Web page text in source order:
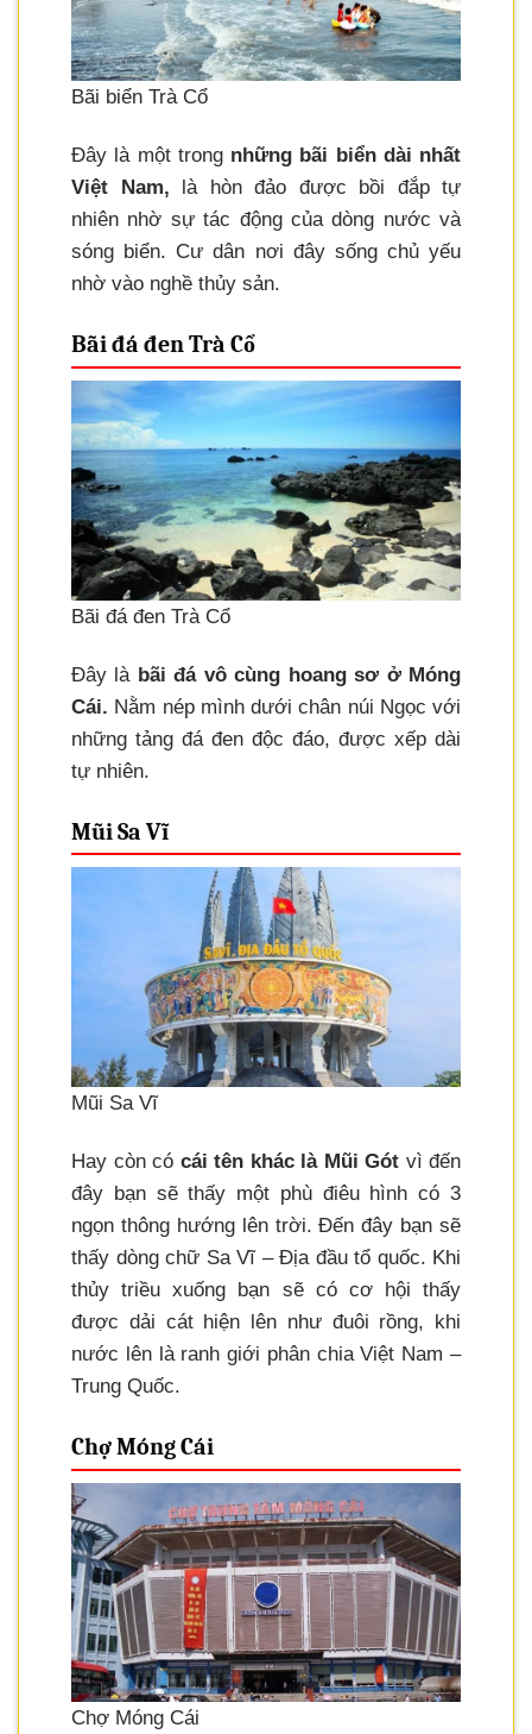
Bãi biển Trà Cổ
Đây là một trong những bãi biển dài nhất
Việt Nam, là hòn đảo được bồi đắp tự
nhiên nhờ sự tác động của dòng nước và
sóng biển. Cư dân nơi đây sống chủ yếu
nhờ vào nghề thủy sản.
Bãi đá đen Trà Cổ
Bãi đá đen Trà Cổ
Đây là bãi đá vô cùng hoang sơ ở Móng
Cái. Nằm nép mình dưới chân núi Ngọc với
những tảng đá đen độc đáo, được xếp dài
tự nhiên.
Mũi Sa Vĩ
Mũi Sa Vĩ
Hay còn có cái tên khác là Mũi Gót vì đến
đây bạn sẽ thấy một phù điêu hình có 3
ngọn thông hướng lên trời. Đến đây bạn sẽ
thấy dòng chữ Sa Vĩ – Địa đầu tổ quốc. Khi
thủy triều xuống bạn sẽ có cơ hội thấy
được dải cát hiện lên như đuôi rồng, khi
nước lên là ranh giới phân chia Việt Nam –
Trung Quốc.
Chợ Móng Cái
Chợ Móng Cái